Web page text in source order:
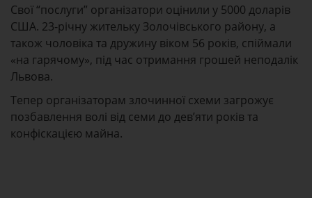
Свої “послуги” організатори оцінили у 5000 доларів
США. 23-річну жительку Золочівського району, а
також чоловіка та дружину віком 56 років, спіймали
«на гарячому», під час отримання грошей неподалік
Львова.
Тепер організаторам злочинної схеми загрожує
позбавлення волі від семи до дев’яти років та
конфіскацією майна.